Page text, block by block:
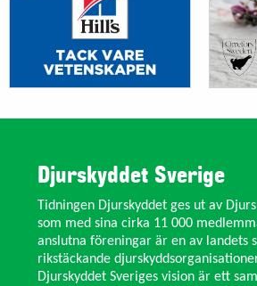
Djurskyddet Sverige
Tidningen Djurskyddet ges ut av
som med sina cirka 11 000
anslutna föreningar är en av landets
rikstäckande
Djurskyddet Sveriges vision är ett